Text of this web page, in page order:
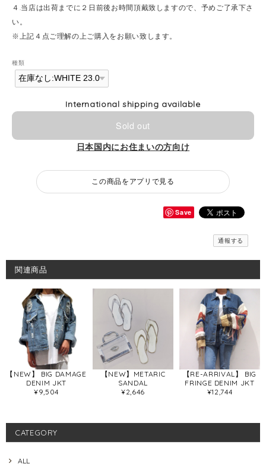
４.当店は出荷までに２日前後お時間頂戴致しますので、予めご了承下さ
い。
※上記４点ご理解の上ご購入をお願い致します。
種類
International shipping available
Sold out
日本国内にお住まいの方向け
この商品をアプリで見る
Save
通報する
関連商品
【NEW】 BIG DAMAGE
DENIM JKT
¥9,504
【NEW】METARIC
SANDAL
¥2,646
【RE-ARRIVAL】 BIG
FRINGE DENIM JKT
¥12,744
CATEGORY
ALL